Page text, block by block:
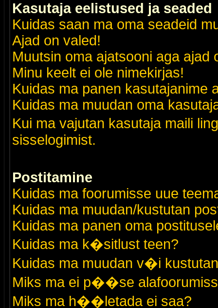
Kasutaja eelistused ja seaded
Kuidas saan ma oma seadeid
Ajad on valed!
Muutsin oma ajatsooni aga ajad
Minu keelt ei ole nimekirjas!
Kuidas ma panen kasutajanime
Kuidas ma muudan oma
Kui ma vajutan kasutaja maili
sisselogimist.
Postitamine
Kuidas ma foorumisse uue
Kuidas ma muudan/kustutan
Kuidas ma panen oma
Kuidas ma k�sitlust teen?
Kuidas ma muudan v�i
Miks ma ei p��se
Miks ma h��letada ei saa?